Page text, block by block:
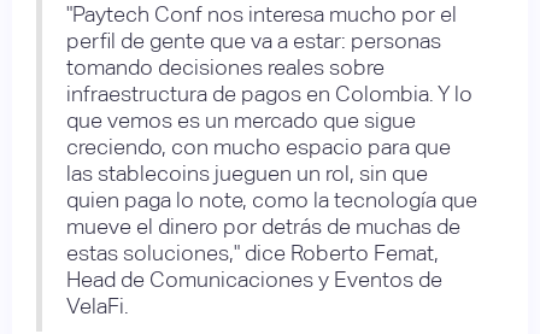
"Paytech Conf nos interesa mucho por el
perfil de gente que va a estar: personas
tomando decisiones reales sobre
infraestructura de pagos en Colombia. Y lo
que vemos es un mercado que sigue
creciendo, con mucho espacio para que
las stablecoins jueguen un rol, sin que
quien paga lo note, como la tecnología que
mueve el dinero por detrás de muchas de
estas soluciones," dice Roberto Femat,
Head de Comunicaciones y Eventos de
VelaFi.